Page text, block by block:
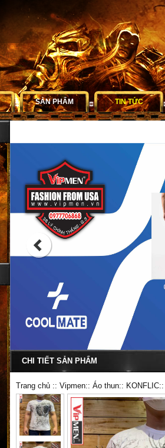
SẢN PHẨM TIN TỨC
CHI TIẾT SẢN PHẨM
Trang chủ :: Vipmen:: Áo thun:: KONFLIC